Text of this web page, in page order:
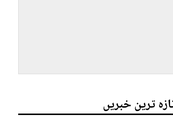
ترین خبریں